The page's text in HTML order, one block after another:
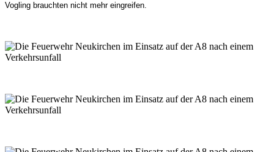
Vogling brauchten nicht mehr eingreifen.